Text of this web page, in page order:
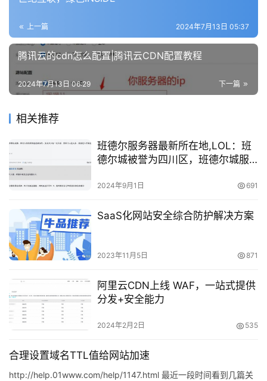
上一篇 2024年7月13日 05:37
腾讯云的cdn怎么配置|腾讯云CDN配置教程
下一篇
2024年7月13日 06:29
相关推荐
班德尔服务器最新所在地,LOL：班
德尔城被誉为四川区，班德尔城服
2024年9月1日 691
SaaS化网站安全综合防护解决方案
2023年11月5日 871
阿里云CDN上线 WAF，一站式提供
分发+安全能力
2024年2月2日 535
合理设置域名TTL值给网站加速
http://help.01www.com/help/1147.html 最近一段时间看到几篇关